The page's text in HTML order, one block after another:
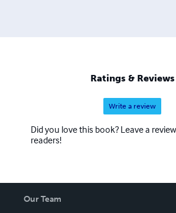
Ratings & Reviews
Write a review
Did you love this book? Leave a
readers!
Our Team